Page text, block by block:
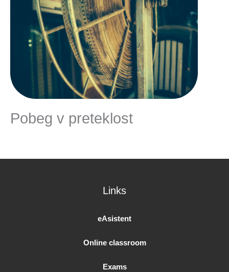
Pobeg v preteklost
Links
eAsistent
Online classroom
Exams